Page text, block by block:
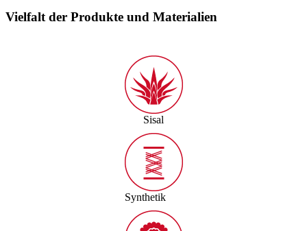
Vielfalt der Produkte und Materialien
Sisal
Synthetik